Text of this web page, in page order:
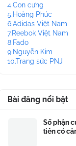
4.Con cưng
5.Hoàng Phúc
6.Adidas Việt Nam
7.Reebok Việt Nam
8.Fado
9.Nguyễn Kim
10.Trang sức PNJ
Bài đăng nổi bật
Số phận
tiên có